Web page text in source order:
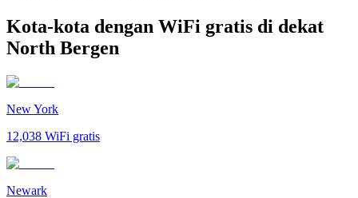
Kota-kota dengan WiFi gratis di dekat
North Bergen
New York
12,038 WiFi gratis
Newark